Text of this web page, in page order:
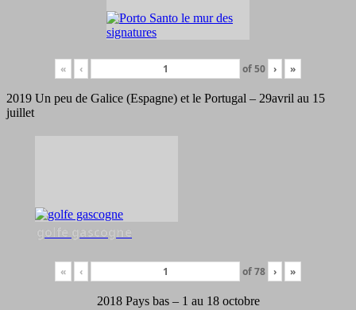
« ‹ of50 › »
2019 Un peu de Galice (Espagne) et le Portugal – 29avril au 15
juillet
golfe gascogne
« ‹ of78 › »
2018 Pays bas – 1 au 18 octobre